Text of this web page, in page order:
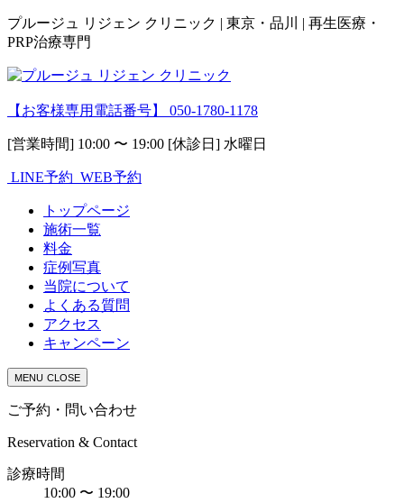
プルージュ リジェン クリニック | 東京・品川 | 再生医療・
PRP治療専門
【お客様専用電話番号】 050-1780-1178
[営業時間] 10:00 〜 19:00 [休診日] 水曜日
LINE予約 WEB予約
トップページ
施術一覧
料金
症例写真
当院について
よくある質問
アクセス
キャンペーン
MENU CLOSE
ご予約・問い合わせ
Reservation & Contact
診療時間
10:00 〜 19:00